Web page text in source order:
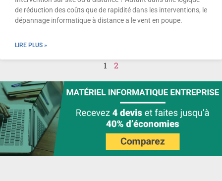
de réduction des coûts que de rapidité dans les interventions, le
dépannage informatique à distance a le vent en poupe.
LIRE PLUS »
1 2